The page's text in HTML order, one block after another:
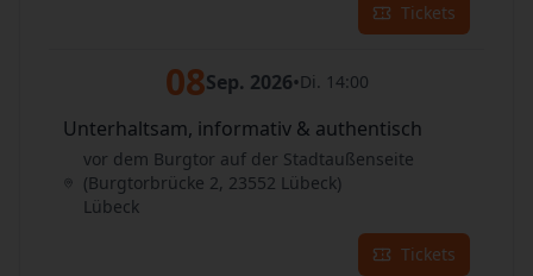
Tickets
08Sep. 2026•Di. 14:00
Unterhaltsam, informativ & authentisch
vor dem Burgtor auf der Stadtaußenseite
(Burgtorbrücke 2, 23552 Lübeck)
Lübeck
Tickets